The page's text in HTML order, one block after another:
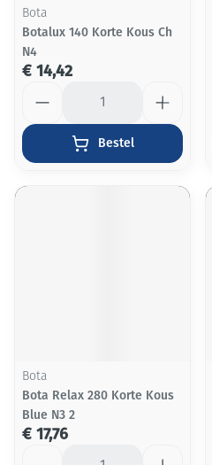
Bota
Botalux 140 Korte Kous Ch
N4
€ 14,42
Bestel
Bota
Bota Relax 280 Korte Kous
Blue N3 2
€ 17,76